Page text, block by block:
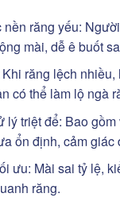
răng yếu:
mài, dễ ê buốt
răng lệch
có thể làm lộ ngà
triệt để: Bao gồm
ổn định, cảm
ưu: Mài sai tỷ lệ,
răng.